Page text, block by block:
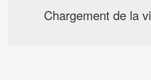
Chargement de la